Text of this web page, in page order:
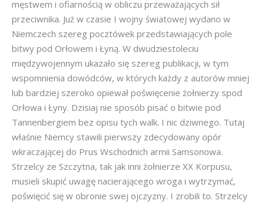
męstwem i ofiarnością w obliczu przeważających sił
przeciwnika. Już w czasie I wojny światowej wydano w
Niemczech szereg pocztówek przedstawiających pole
bitwy pod Orłowem i Łyną. W dwudziestoleciu
międzywojennym ukazało się szereg publikacji, w tym
wspomnienia dowódców, w których każdy z autorów mniej
lub bardziej szeroko opiewał poświęcenie żołnierzy spod
Orłowa i Łyny. Dzisiaj nie sposób pisać o bitwie pod
Tannenbergiem bez opisu tych walk. I nic dziwnego. Tutaj
właśnie Niemcy stawili pierwszy zdecydowany opór
wkraczającej do Prus Wschodnich armii Samsonowa.
Strzelcy ze Szczytna, tak jak inni żołnierze XX Korpusu,
musieli skupić uwagę nacierającego wroga i wytrzymać,
poświęcić się w obronie swej ojczyzny. I zrobili to. Strzelcy